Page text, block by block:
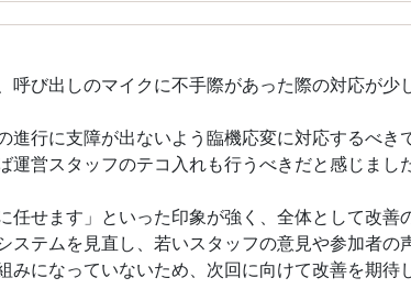
び出しのマイクに不手際があった際の対応が少
進行に支障が出ないよう臨機応変に対応するべ
営スタッフのテコ入れも行うべきだと感じました
任せます」といった印象が強く、全体として改
ステムを見直し、若いスタッフの意見や参加者の
になっていないため、次回に向けて改善を期待